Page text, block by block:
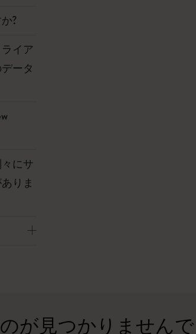
?
イア
ータ
にサ
りま
が見つかりません